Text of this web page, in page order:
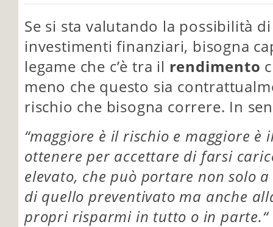
Se si sta valutando la possibilità
investimenti finanziari, bisogna
legame che c’è tra il rendimento
meno che questo sia
rischio che bisogna correre. In
“maggiore è il rischio e maggiore è
ottenere per accettare di farsi
elevato, che può portare non solo
di quello preventivato ma anche
propri risparmi in tutto o in parte.“